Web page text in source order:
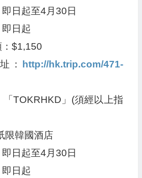
起至4月30日
日起
$1,150
http://hk.trip.com/471-
」(須經以上指
韓國酒店
起至4月30日
日起